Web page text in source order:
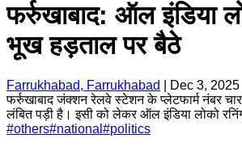
फर्रुखाबाद: ऑल इंडिया
भूख हड़ताल पर बैठे
Farrukhabad, Farrukhabad
Dec 3, 2025
फर्रुखाबाद जंक्शन रेलवे स्टेशन के प्लेटफार्म नंबर
लंबित पड़ी है। इसी को लेकर ऑल इंडिया लोको
#others#national #politics